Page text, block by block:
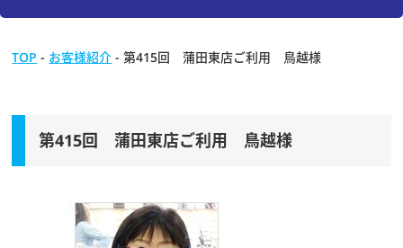
メガネドラッグについて
メディア協力
TOP - お客様紹介 -第415回 蒲田東店ご利用 鳥越様
第415回 蒲田東店ご利用 鳥越様